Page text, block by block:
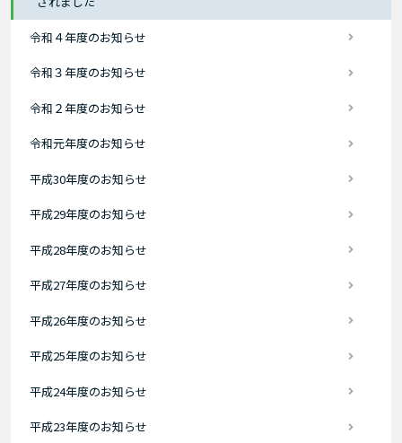
令和４年度のお知らせ
令和３年度のお知らせ
令和２年度のお知らせ
令和元年度のお知らせ
平成30年度のお知らせ
平成29年度のお知らせ
平成28年度のお知らせ
平成27年度のお知らせ
平成26年度のお知らせ
平成25年度のお知らせ
平成24年度のお知らせ
平成23年度のお知らせ